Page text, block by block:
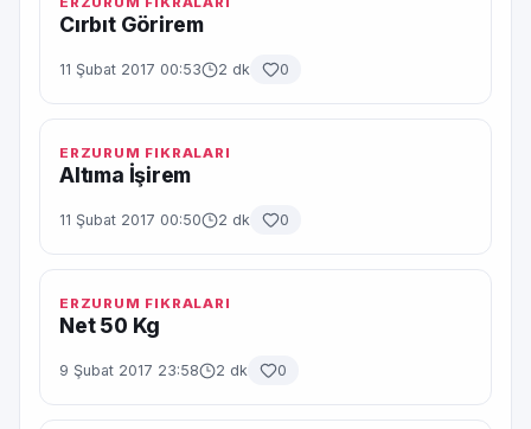
Cırbıt Görirem
11 Şubat 2017 00:53 2 dk 0
ERZURUM FIKRALARI
Altıma İşirem
11 Şubat 2017 00:50 2 dk 0
ERZURUM FIKRALARI
Net 50 Kg
9 Şubat 2017 23:58 2 dk 0